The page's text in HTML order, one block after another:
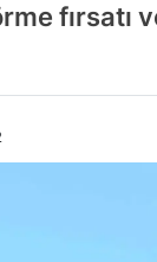
Artvin
Bilecik
fırsatı